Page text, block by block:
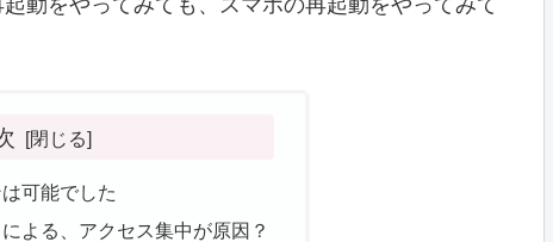
動をやってみても、スマホの再起動をやってみて
可能でした
よる、アクセス集中が原因？